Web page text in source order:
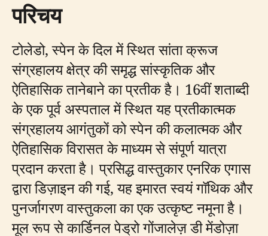
परिचय
टोलेडो, स्पेन के दिल में स्थित सांता क्रूज
संग्रहालय क्षेत्र की समृद्ध सांस्कृतिक और
ऐतिहासिक तानेबाने का प्रतीक है। 16वीं शताब्दी
के एक पूर्व अस्पताल में स्थित यह प्रतीकात्मक
संग्रहालय आगंतुकों को स्पेन की कलात्मक और
ऐतिहासिक विरासत के माध्यम से संपूर्ण यात्रा
प्रदान करता है। प्रसिद्ध वास्तुकार एनरिक एगास
द्वारा डिज़ाइन की गई, यह इमारत स्वयं गॉथिक और
पुनर्जागरण वास्तुकला का एक उत्कृष्ट नमूना है।
मूल रूप से कार्डिनल पेड्रो गोंजालेज़ डी मेंडोज़ा